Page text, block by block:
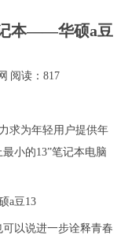
记本——华硕a豆
阅读：817
求为年轻用户提供年
小的13”笔记本电脑
以说进一步诠释青春